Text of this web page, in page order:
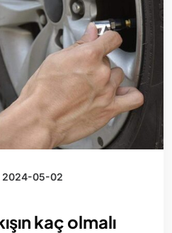
2024-05-02
kaç olmalı